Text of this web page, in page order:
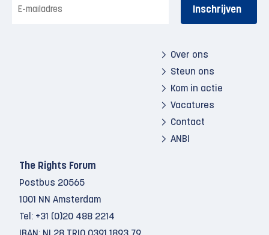
mailadres
Over ons
Steun ons
Kom in actie
Vacatures
Contact
ANBI
The Rights Forum
Postbus 20565
1001 NN Amsterdam
Tel: +31 (0)20 488 2214